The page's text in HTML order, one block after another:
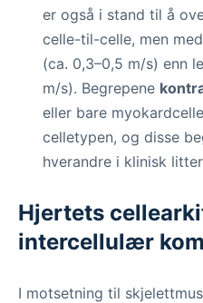
er også i stand til å
celle-til-celle, men
(ca. 0,3–0,5 m/s) enn
m/s). Begrepene
eller bare
celletypen, og disse
hverandre i klinisk
Hjertets
intercellulær
I motsetning til